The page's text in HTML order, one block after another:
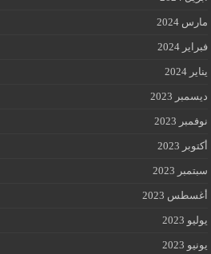
مارس 2024
فبراير 2024
يناير 2024
ديسمبر 2023
نوفمبر 2023
أكتوبر 2023
سبتمبر 2023
أغسطس 2023
يوليو 2023
يونيو 2023